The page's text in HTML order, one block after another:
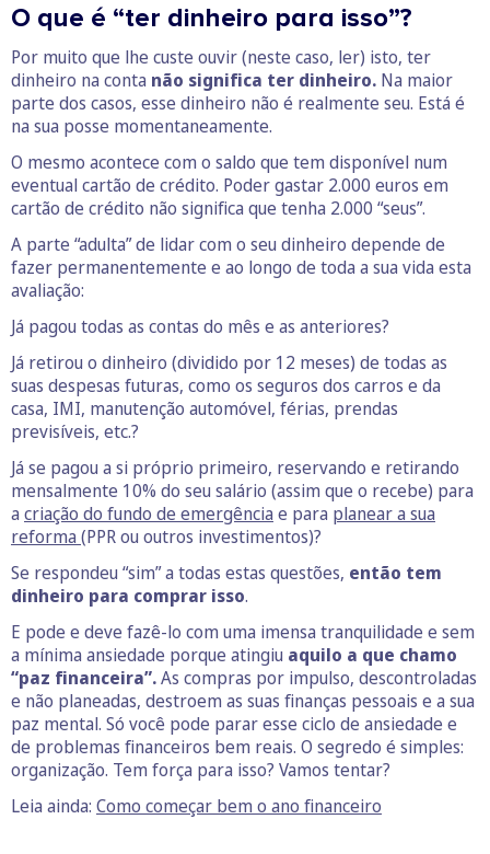
O que é “ter dinheiro para isso”?
Por muito que lhe custe ouvir (neste caso, ler) isto, ter
dinheiro na conta não significa ter dinheiro. Na maior
parte dos casos, esse dinheiro não é realmente seu. Está é
na sua posse momentaneamente.
O mesmo acontece com o saldo que tem disponível num
eventual cartão de crédito. Poder gastar 2.000 euros em
cartão de crédito não significa que tenha 2.000 “seus”.
A parte “adulta” de lidar com o seu dinheiro depende de
fazer permanentemente e ao longo de toda a sua vida esta
avaliação:
Já pagou todas as contas do mês e as anteriores?
Já retirou o dinheiro (dividido por 12 meses) de todas as
suas despesas futuras, como os seguros dos carros e da
casa, IMI, manutenção automóvel, férias, prendas
previsíveis, etc.?
Já se pagou a si próprio primeiro, reservando e retirando
mensalmente 10% do seu salário (assim que o recebe) para
a criação do fundo de emergência e para planear a sua
reforma (PPR ou outros investimentos)?
Se respondeu “sim” a todas estas questões, então tem
dinheiro para comprar isso.
E pode e deve fazê-lo com uma imensa tranquilidade e sem
a mínima ansiedade porque atingiu aquilo a que chamo
“paz financeira”.As compras por impulso, descontroladas
e não planeadas, destroem as suas finanças pessoais e a sua
paz mental. Só você pode parar esse ciclo de ansiedade e
de problemas financeiros bem reais. O segredo é simples:
organização. Tem força para isso? Vamos tentar?
Leia ainda: Como começar bem o ano financeiro